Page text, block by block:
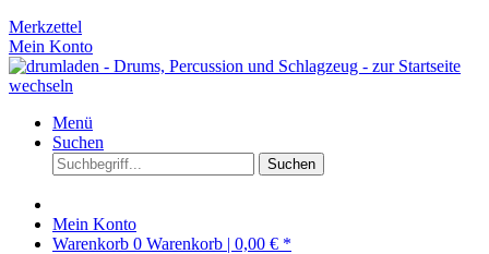
Merkzettel
Mein Konto
Menü
Suchen
Suchen
Mein Konto
Warenkorb 0 Warenkorb | 0,00 € *